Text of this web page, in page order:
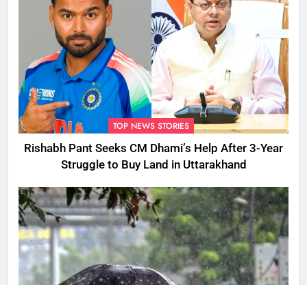
TOP NEWS STORIES
Rishabh Pant Seeks CM Dhami’s Help After 3-Year
Struggle to Buy Land in Uttarakhand